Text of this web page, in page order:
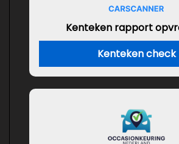
Kenteken rapport
Kenteken check